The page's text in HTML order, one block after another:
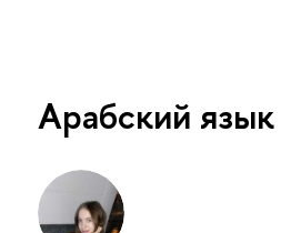
Арабский язык